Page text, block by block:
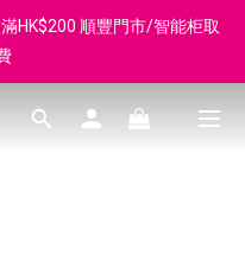
送 N-rit Campack Towel 吸
完即止
HK$200 順豐門市/智能柜取
購, 報價查詢, 接受採購卡